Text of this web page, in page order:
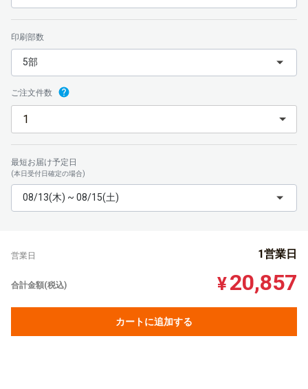
印刷部数
5部
ご注文件数
最短お届け予定日
(本日受付日確定の場合)
08/13(木) ~ 08/15(土)
営業日 1営業日
合計金額(税込) ¥20,857
カートに追加する